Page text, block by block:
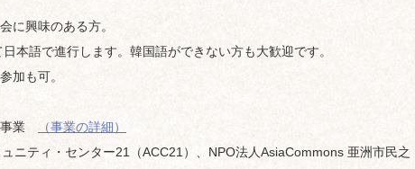
に興味のある方。
行します。韓国語ができない方も大歓迎です。
可。
事業
（事業の詳細）
ュニティ・センター21（ACC21）、NPO法人AsiaCommons 亜洲市民之